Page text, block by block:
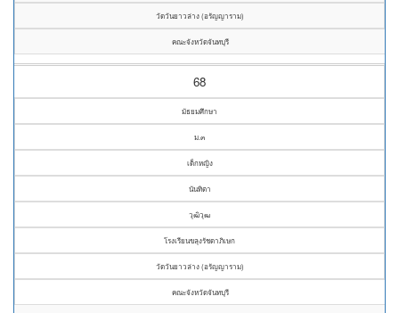
วัดวันยาวล่าง (อรัญญาราม)
คณะจังหวัดจันทบุรี
68
มัธยมศึกษา
ม.๓
เด็กหญิง
นันทิตา
วุฒิวุฒ
โรงเรียนขลุงรัชดาภิเษก
วัดวันยาวล่าง (อรัญญาราม)
คณะจังหวัดจันทบุรี